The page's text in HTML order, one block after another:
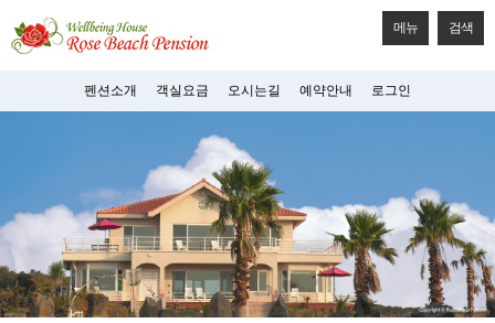
메뉴 검색
펜션소개 객실요금 오시는길 예약안내 로그인